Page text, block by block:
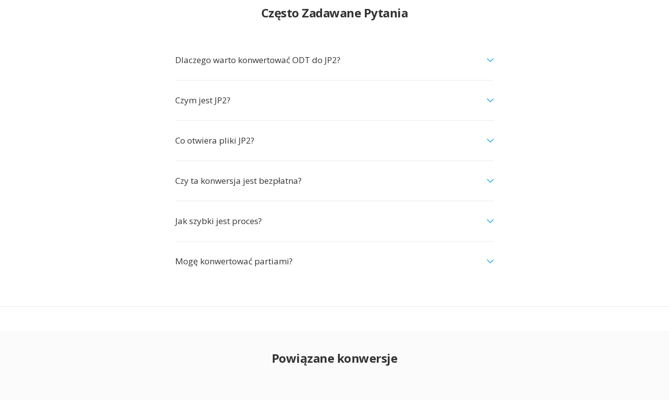
Często Zadawane Pytania
Dlaczego warto konwertować ODT do JP2?
Czym jest JP2?
Co otwiera pliki JP2?
Czy ta konwersja jest bezpłatna?
Jak szybki jest proces?
Mogę konwertować partiami?
Powiązane konwersje